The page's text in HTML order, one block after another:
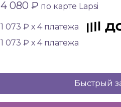
4 080 ₽ по карте Lapsi
1 073 ₽ х 4 платежа
1 073 ₽ х 4 платежа
Быстрый